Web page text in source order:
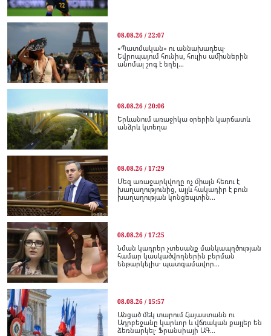
08.08.26 / 22:07
«Պատմական» ու աննախադեպ․
Եվրոպայում հունիս, հուլիս ամիսներին
անոմալ շոգ է եղել...
08.08.26 / 20:06
Երևանում առաջիկա օրերին կարճատև
անձրև կտեղա
08.08.26 / 17:29
Մեզ առաջարկվողը ոչ միայն հեռու է
խաղաղությունից, այլև հակադիր է բուն
խաղաղության կոնցեպտին...
08.08.26 / 17:25
Նման կադրեր չտեսանք մանկապղծության
համար կասկածվողներին բերման
ենթարկելիս․ պատգամավոր...
08.08.26 / 15:57
Անցած մեկ տարում Հայաստանն ու
Ադրբեջանը կարևոր և վճռական քայլեր են
ձեռնարկել․ Ֆրանսիայի ԱԳ...